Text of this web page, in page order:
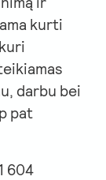
kurti
darbu bei
pat
604